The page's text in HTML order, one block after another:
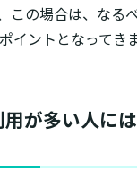
この場合は、な
イントとなってきま
が多い人に